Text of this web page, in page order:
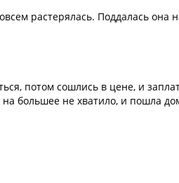
растерялась. Поддалась она
потом сошлись в цене, и
на большее не хватило, и пошла